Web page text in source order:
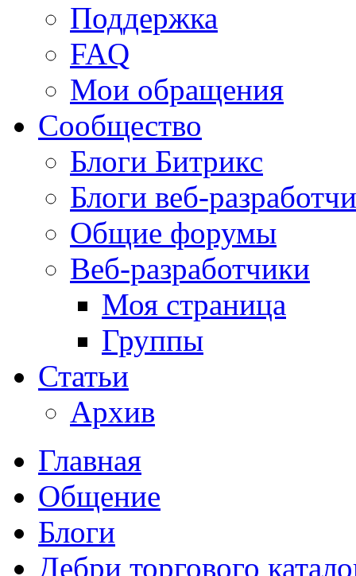
Поддержка
FAQ
Мои обращения
Сообщество
Блоги Битрикс
Блоги веб-
Общие форумы
Веб-разработчики
Моя страница
Группы
Статьи
Архив
Главная
Общение
Блоги
Дебри торгового